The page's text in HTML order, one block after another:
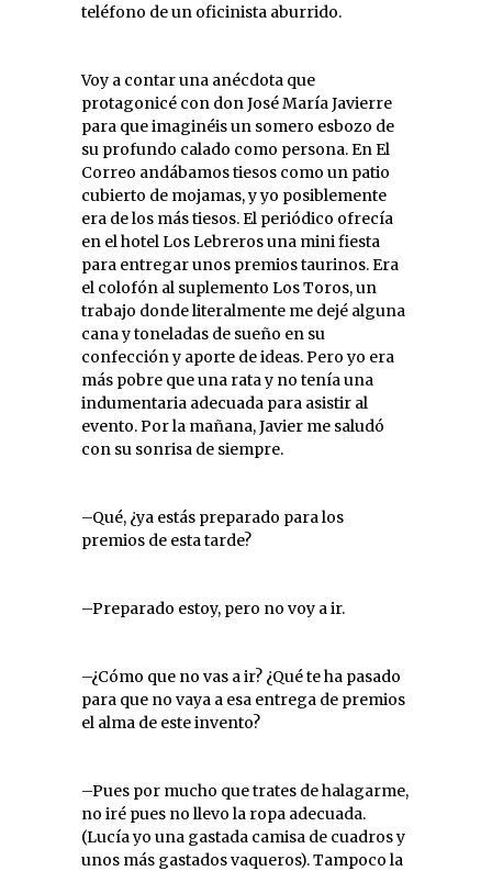
teléfono de un oficinista aburrido.
Voy a contar una anécdota que
protagonicé con don José María Javierre
para que imaginéis un somero esbozo de
su profundo calado como persona. En El
Correo andábamos tiesos como un patio
cubierto de mojamas, y yo posiblemente
era de los más tiesos. El periódico ofrecía
en el hotel Los Lebreros una mini fiesta
para entregar unos premios taurinos. Era
el colofón al suplemento Los Toros, un
trabajo donde literalmente me dejé alguna
cana y toneladas de sueño en su
confección y aporte de ideas. Pero yo era
más pobre que una rata y no tenía una
indumentaria adecuada para asistir al
evento. Por la mañana, Javier me saludó
con su sonrisa de siempre.
–Qué, ¿ya estás preparado para los
premios de esta tarde?
–Preparado estoy, pero no voy a ir.
–¿Cómo que no vas a ir? ¿Qué te ha pasado
para que no vaya a esa entrega de premios
el alma de este invento?
–Pues por mucho que trates de halagarme,
no iré pues no llevo la ropa adecuada.
(Lucía yo una gastada camisa de cuadros y
unos más gastados vaqueros). Tampoco la